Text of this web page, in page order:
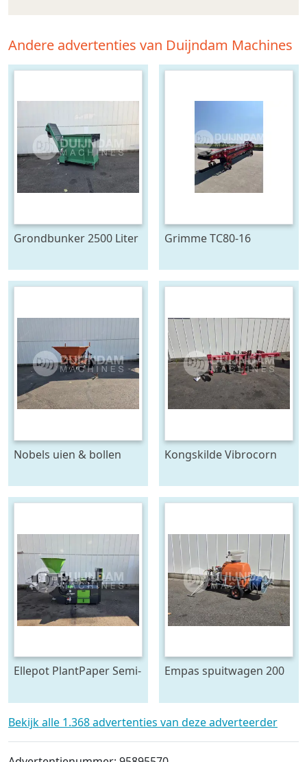
Andere advertenties van Duijndam Machines
Grondbunker 2500 Liter
Grimme TC80-16
Nobels uien & bollen
voor 120 cm bedden
Kongskilde Vibrocorn
Ellepot PlantPaper Semi-
paperpotmachine 4-lijns
Empas spuitwagen 200
Bekijk alle 1.368 advertenties van deze adverteerder